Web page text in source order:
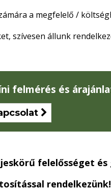
a megfelelő /
szívesen állunk
felmérés és

felelősséget és
rendelkezünk!